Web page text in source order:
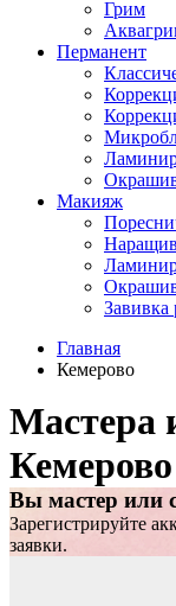
Грим
Перманент
Макияж
Завивка
Главная
Кемерово
Мастера
Кемерово
Вы мастер или
Зарегистрируйте
заявки.